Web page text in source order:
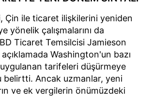
Çin ile ticaret ilişkilerini yeniden
yönelik çalışmalarını da
Ticaret Temsilcisi Jamieson
açıklamada Washington'un bazı
uygulanan tarifeleri düşürmeye
belirtti. Ancak uzmanlar, yeni
ve ek vergilerin önümüzdeki